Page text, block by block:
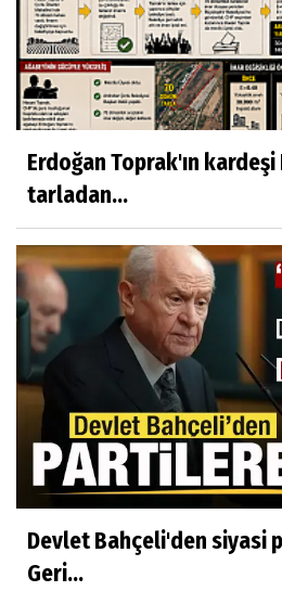
Erdoğan Toprak'ın
tarladan...
Devlet Bahçeli'den siyasi
Geri...